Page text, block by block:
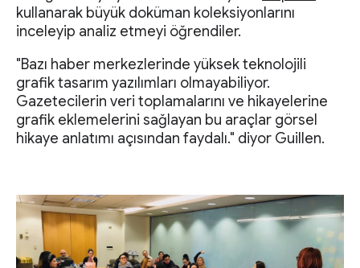
kullanarak büyük doküman koleksiyonlarını
inceleyip analiz etmeyi öğrendiler.
"Bazı haber merkezlerinde yüksek teknolojili
grafik tasarım yazılımları olmayabiliyor.
Gazetecilerin veri toplamalarını ve hikayelerine
grafik eklemelerini sağlayan bu araçlar görsel
hikaye anlatımı açısından faydalı." diyor Guillen.